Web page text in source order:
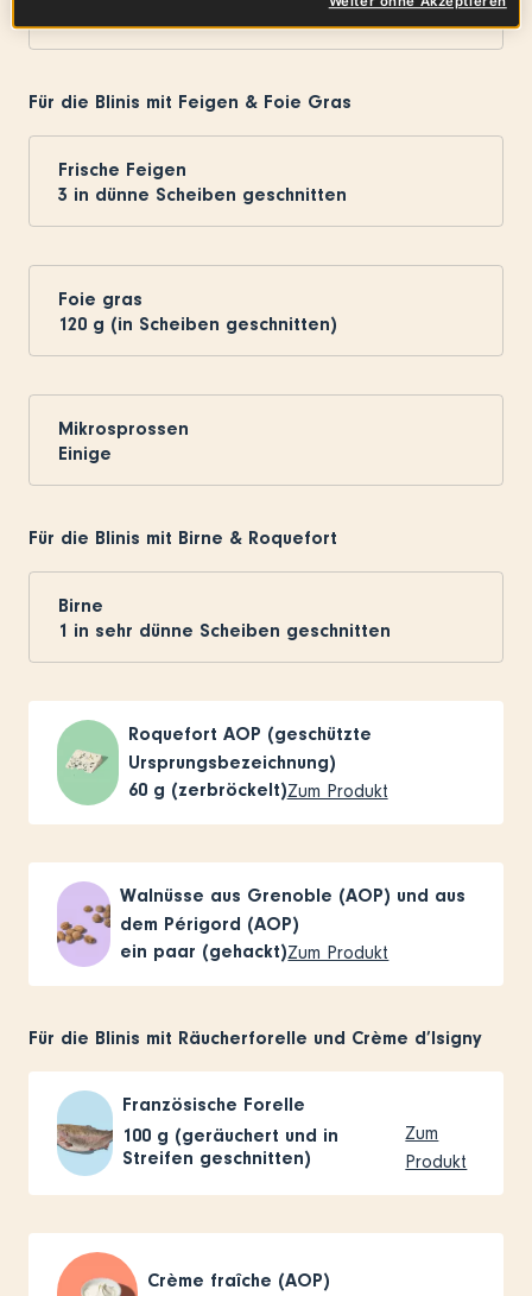
Für die Blinis mit Feigen & Foie Gras
Frische Feigen
3 in dünne Scheiben geschnitten
Foie gras
120 g (in Scheiben geschnitten)
Mikrosprossen
Einige
Für die Blinis mit Birne & Roquefort
Birne
1 in sehr dünne Scheiben geschnitten
Roquefort AOP (geschützte
Ursprungsbezeichnung)
60 g (zerbröckelt)Zum Produkt
Walnüsse aus Grenoble (AOP) und aus
dem Périgord (AOP)
ein paar (gehackt)Zum Produkt
Für die Blinis mit Räucherforelle und Crème d’Isigny
Französische Forelle
100 g (geräuchert und in
Streifen geschnitten)
Zum
Produkt
Crème fraîche (AOP)